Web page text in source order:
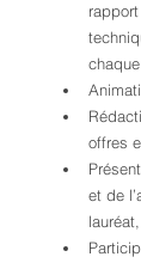
offres
et de
lauréat,